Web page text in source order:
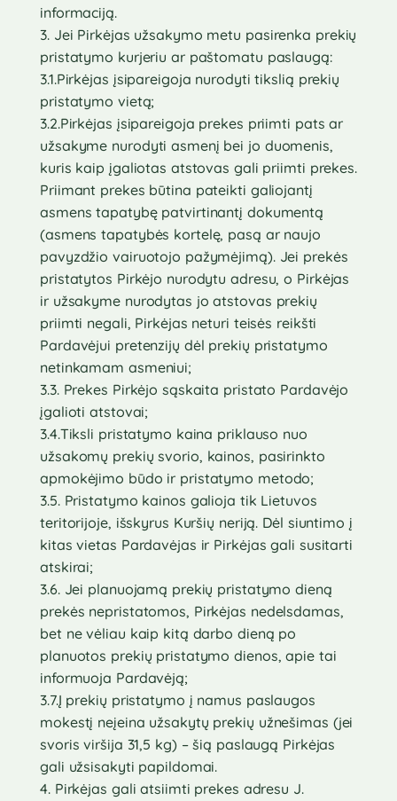
informaciją.
3. Jei Pirkėjas užsakymo metu pasirenka prekių
pristatymo kurjeriu ar paštomatu paslaugą:
3.1.Pirkėjas įsipareigoja nurodyti tikslią prekių
pristatymo vietą;
3.2.Pirkėjas įsipareigoja prekes priimti pats ar
užsakyme nurodyti asmenį bei jo duomenis,
kuris kaip įgaliotas atstovas gali priimti prekes.
Priimant prekes būtina pateikti galiojantį
asmens tapatybę patvirtinantį dokumentą
(asmens tapatybės kortelę, pasą ar naujo
pavyzdžio vairuotojo pažymėjimą). Jei prekės
pristatytos Pirkėjo nurodytu adresu, o Pirkėjas
ir užsakyme nurodytas jo atstovas prekių
priimti negali, Pirkėjas neturi teisės reikšti
Pardavėjui pretenzijų dėl prekių pristatymo
netinkamam asmeniui;
3.3. Prekes Pirkėjo sąskaita pristato Pardavėjo
įgalioti atstovai;
3.4.Tiksli pristatymo kaina priklauso nuo
užsakomų prekių svorio, kainos, pasirinkto
apmokėjimo būdo ir pristatymo metodo;
3.5. Pristatymo kainos galioja tik Lietuvos
teritorijoje, išskyrus Kuršių neriją. Dėl siuntimo į
kitas vietas Pardavėjas ir Pirkėjas gali susitarti
atskirai;
3.6. Jei planuojamą prekių pristatymo dieną
prekės nepristatomos, Pirkėjas nedelsdamas,
bet ne vėliau kaip kitą darbo dieną po
planuotos prekių pristatymo dienos, apie tai
informuoja Pardavėją;
3.7.Į prekių pristatymo į namus paslaugos
mokestį neįeina užsakytų prekių užnešimas (jei
svoris viršija 31,5 kg) – šią paslaugą Pirkėjas
gali užsisakyti papildomai.
4. Pirkėjas gali atsiimti prekes adresu J.